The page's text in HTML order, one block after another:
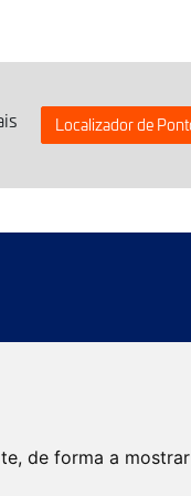
de forma a
Localizador de
Atualidade